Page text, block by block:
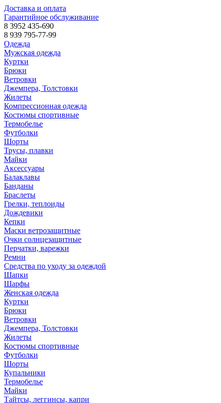
Доставка и оплата
Гарантийное обслуживание
8 3952 435-690
8 939 795-77-99
Одежда
Мужская одежда
Куртки
Брюки
Ветровки
Джемпера, Толстовки
Жилеты
Компрессионная одежда
Костюмы спортивные
Термобелье
Футболки
Шорты
Трусы, плавки
Майки
Аксессуары
Балаклавы
Банданы
Браслеты
Грелки, теплоиды
Дождевики
Кепки
Маски ветрозащитные
Очки солнцезащитные
Перчатки, варежки
Ремни
Средства по уходу за одеждой
Шапки
Шарфы
Женская одежда
Куртки
Брюки
Ветровки
Джемпера, Толстовки
Жилеты
Костюмы спортивные
Футболки
Шорты
Купальники
Термобелье
Майки
Тайтсы, леггинсы, капри